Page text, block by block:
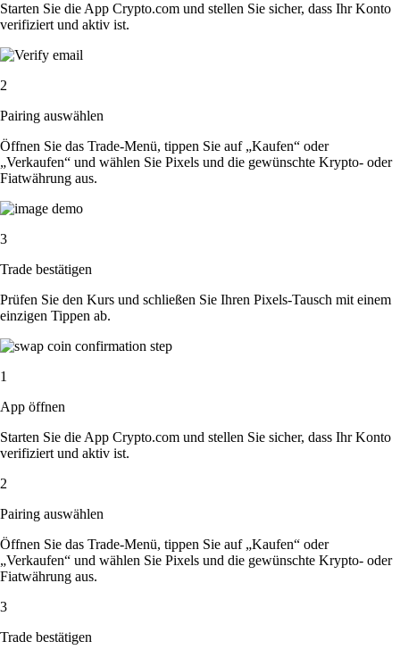
Starten Sie die App Crypto.com und stellen Sie sicher, dass Ihr Konto
verifiziert und aktiv ist.
2
Pairing auswählen
Öffnen Sie das Trade-Menü, tippen Sie auf „Kaufen“ oder
„Verkaufen“ und wählen Sie Pixels und die gewünschte Krypto- oder
Fiatwährung aus.
3
Trade bestätigen
Prüfen Sie den Kurs und schließen Sie Ihren Pixels-Tausch mit einem
einzigen Tippen ab.
1
App öffnen
Starten Sie die App Crypto.com und stellen Sie sicher, dass Ihr Konto
verifiziert und aktiv ist.
2
Pairing auswählen
Öffnen Sie das Trade-Menü, tippen Sie auf „Kaufen“ oder
„Verkaufen“ und wählen Sie Pixels und die gewünschte Krypto- oder
Fiatwährung aus.
3
Trade bestätigen